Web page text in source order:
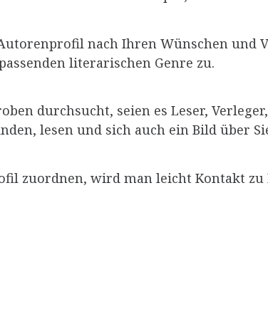
nach Ihren Wünschen und
literarischen Genre zu.
durchsucht, seien es Leser,
lesen und sich auch ein Bild über
zuordnen, wird man leicht Kontakt